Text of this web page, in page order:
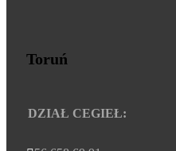
Toruń
DZIAŁ CEGIEŁ: